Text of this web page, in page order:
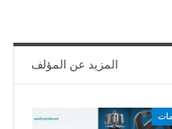
المزيد عن المؤلف